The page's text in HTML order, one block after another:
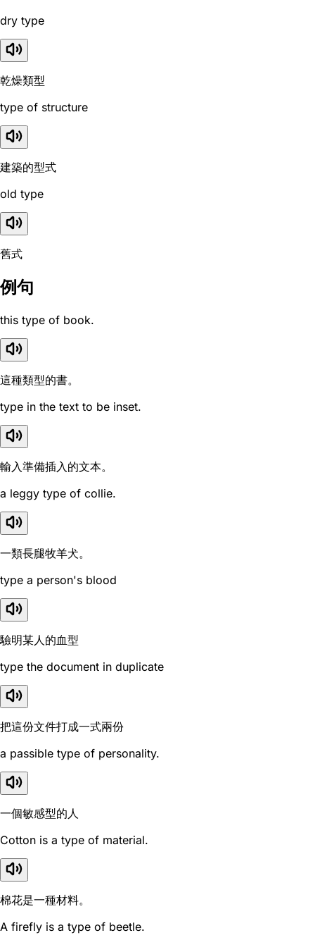
dry type
乾燥類型
type of structure
建築的型式
old type
舊式
例句
this type of book.
這種類型的書。
type in the text to be inset.
輸入準備插入的文本。
a leggy type of collie.
一類長腿牧羊犬。
type a person's blood
驗明某人的血型
type the document in duplicate
把這份文件打成一式兩份
a passible type of personality.
一個敏感型的人
Cotton is a type of material.
棉花是一種材料。
A firefly is a type of beetle.